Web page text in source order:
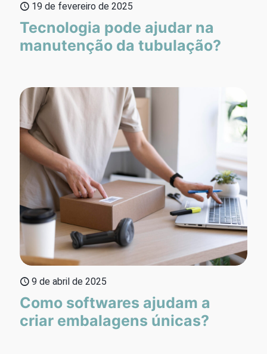
19 de fevereiro de 2025
Tecnologia pode ajudar na
manutenção da tubulação?
9 de abril de 2025
Como softwares ajudam a
criar embalagens únicas?